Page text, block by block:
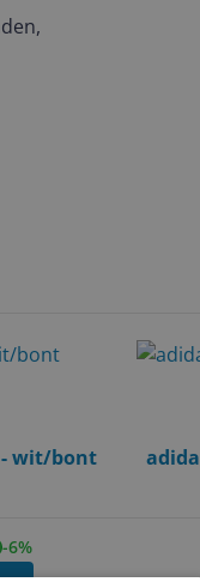
- wit/bont
-6%